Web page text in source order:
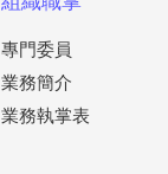
專門委員
業務簡介
業務執掌表